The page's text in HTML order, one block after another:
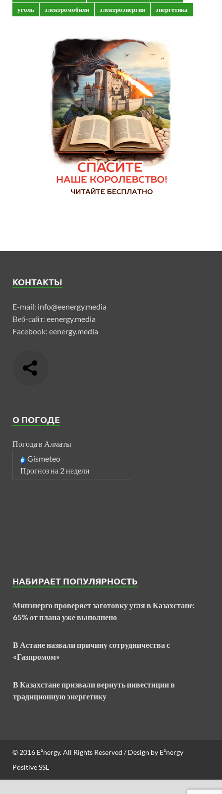
уголь
электромобили электроэнергия энергетика
КОНТАКТЫ
E-mail: info@eenergy.media
Веб-сайт: eenergy.media
Facebook: eenergy.media
О ПОГОДЕ
Погода в Алматы
Gismeteo
Прогноз на 2 недели
НАБИРАЕТ ПОПУЛЯРНОСТЬ
Минэнерго проверяет заготовку угля в Казахстане:
65% от плана уже выполнено
В Астане назвали причину сотрудничества с
«Газпромом»
В Казахстане призвали вернуть инвестиции в
традиционную энергетику
© 2016 E²nergy. All Rights Reserved / Design by E²nergy
Positive SSL